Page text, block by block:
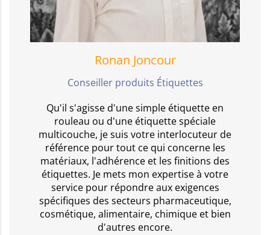
Ronan Joncour
Conseiller produits Étiquettes
Qu'il s'agisse d'une simple étiquette en
rouleau ou d'une étiquette spéciale
multicouche, je suis votre interlocuteur de
référence pour tout ce qui concerne les
matériaux, l'adhérence et les finitions des
étiquettes. Je mets mon expertise à votre
service pour répondre aux exigences
spécifiques des secteurs pharmaceutique,
cosmétique, alimentaire, chimique et bien
d'autres encore.